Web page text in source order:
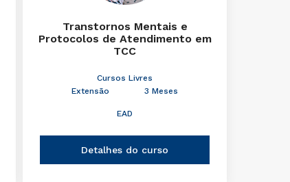
Transtornos Mentais e
Protocolos de Atendimento em
TCC
Cursos Livres
Extensão
3 Meses
EAD
Detalhes do curso